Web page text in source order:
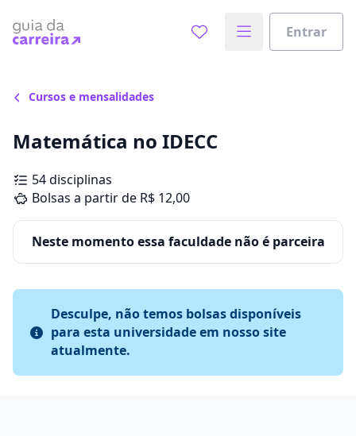
Entrar
Cursos e mensalidades
Matemática no IDECC
54 disciplinas
Bolsas a partir de R$ 12,00
Neste momento essa faculdade não é parceira
Desculpe, não temos bolsas disponíveis
para esta universidade em nosso site
atualmente.